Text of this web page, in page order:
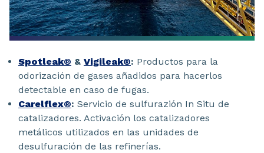
Spotleak® & Vigileak®: Productos para la
odorización de gases añadidos para hacerlos
detectable en caso de fugas.
Carelflex®: Servicio de sulfurazión In Situ de
catalizadores. Activación los catalizadores
metálicos utilizados en las unidades de
desulfuración de las refinerías.